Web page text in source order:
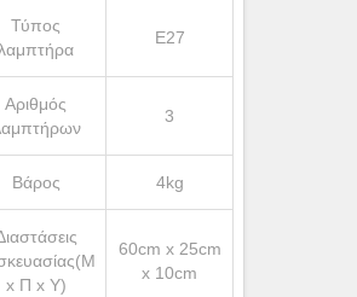
Τύπος
Ε27
Αριθμός
3
Βάρος 4kg
x Π x Υ)
60cm x 25cm
x 10cm